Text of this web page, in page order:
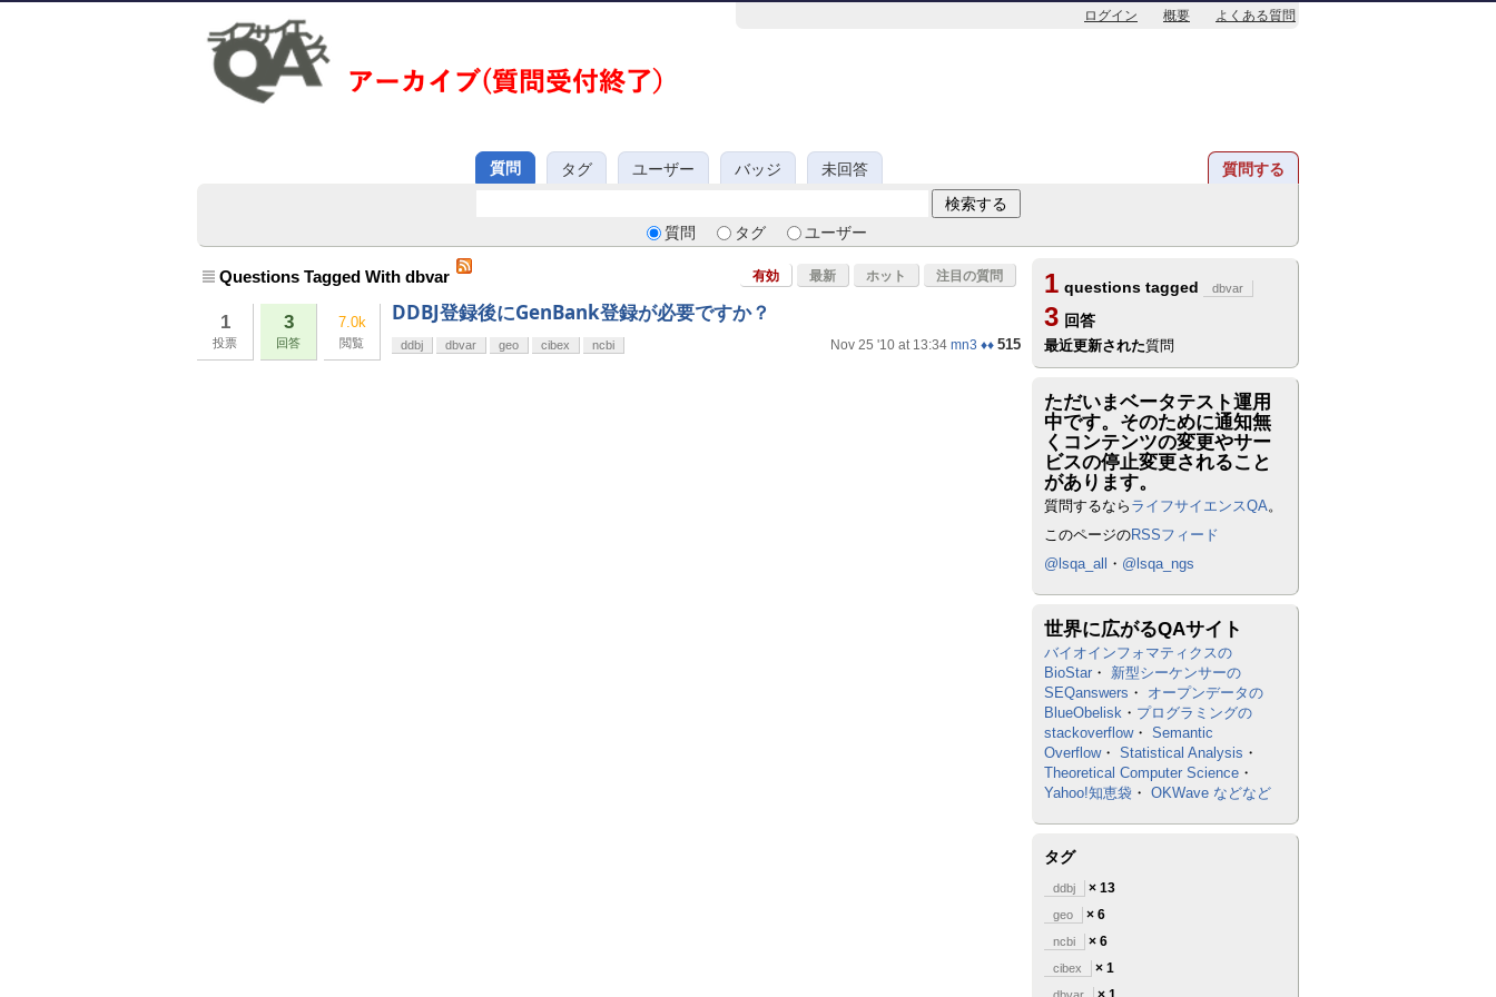
ログイン 概要 よくある質問
質問 タグ ユーザー バッジ 未回答 質問する
質問 タグ ユーザー
Questions Tagged With dbvar 有効 最新 ホット 注目の質問
1
投票
3
回答
7.0k
閲覧
DDBJ登録後にGenBank登録が必要ですか？
Nov 25 '10 at 13:34 mn3 ♦♦ 515
ddbj dbvar geo cibex ncbi
1 questions tagged dbvar
3 回答
最近更新された質問
ただいまベータテスト運用
中です。そのために通知無
くコンテンツの変更やサー
ビスの停止変更されること
があります。
質問するなら ライフサイエンスQA。
このページのRSSフィード
@lsqa_all
・ @lsqa_ngs
世界に広がるQAサイト
バイオインフォマティクスの
BioStar ・ 新型シーケンサーの
SEQanswers ・ オープンデータの
BlueObelisk ・ プログラミングの
stackoverflow・ Semantic
Overflow・ Statistical Analysis ・
Theoretical Computer Science ・
Yahoo!知恵袋 ・ OKWave などなど
タグ
ddbj × 13
geo × 6
ncbi × 6
cibex × 1